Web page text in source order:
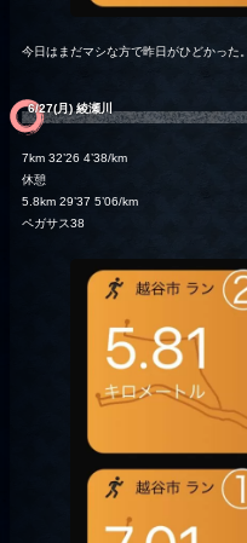
今日はまだマシな方で昨日がひどかった。
6/27(月) 綾瀬川
7km 32’26 4’38/km
休憩
5.8km 29’37 5’06/km
ペガサス38